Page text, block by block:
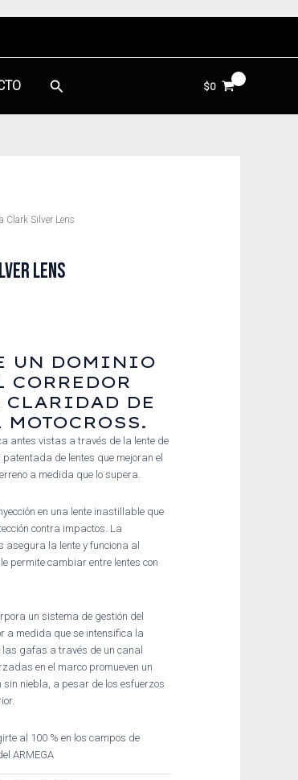
Buscar $0
Clark Silver Lens
LENS
UN DOMINIO
DE
antes vistas a través de la lente de
de lentes que mejoran el
a medida que lo supera.
en una lente inastillable que
contra impactos. La
asegura la lente y funciona al
permite cambiar entre lentes con
un sistema de gestión del
a medida que se intensifica la
las gafas a través de un canal
en el marco promueven un
niebla, a pesar de los esfuerzos
al 100 % en los campos de
ARMEGA